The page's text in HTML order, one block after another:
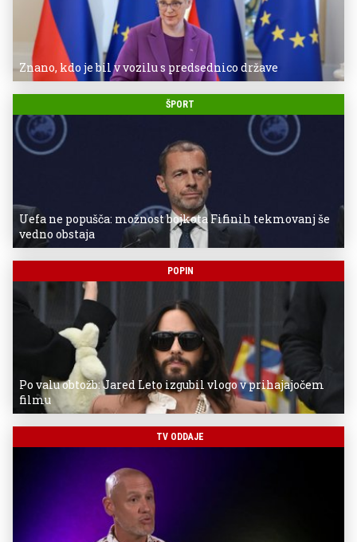
Znano, kdo je bil v vozilu s predsednico države
ŠPORT
Uefa ne popušča: možnost bojkota Fifinih tekmovanj še
vedno obstaja
POPIN
Po valu obtožb: Jared Leto izgubil vlogo v prihajajočem
filmu
TV ODDAJE